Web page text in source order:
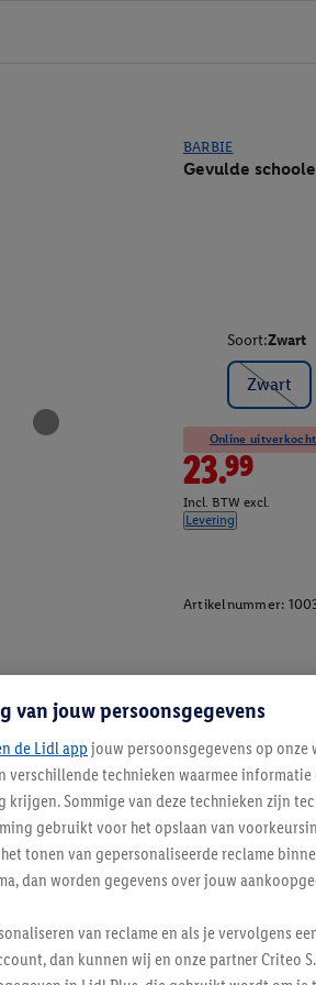
BARBIE
Gevulde
Soort:Zwart
Zwart
Online
23.99
Incl. BTW excl.
Levering
Artikelnummer:
van jouw persoonsgegevens
de Lidl app jouw persoonsgegevens op onze
technieken waarmee
Sommige van deze technieken zijn
gebruikt voor het opslaan van
tonen van gepersonaliseerde reclame
dan worden gegevens over jouw
van reclame en als je vervolgens
dan kunnen wij en onze partner Criteo